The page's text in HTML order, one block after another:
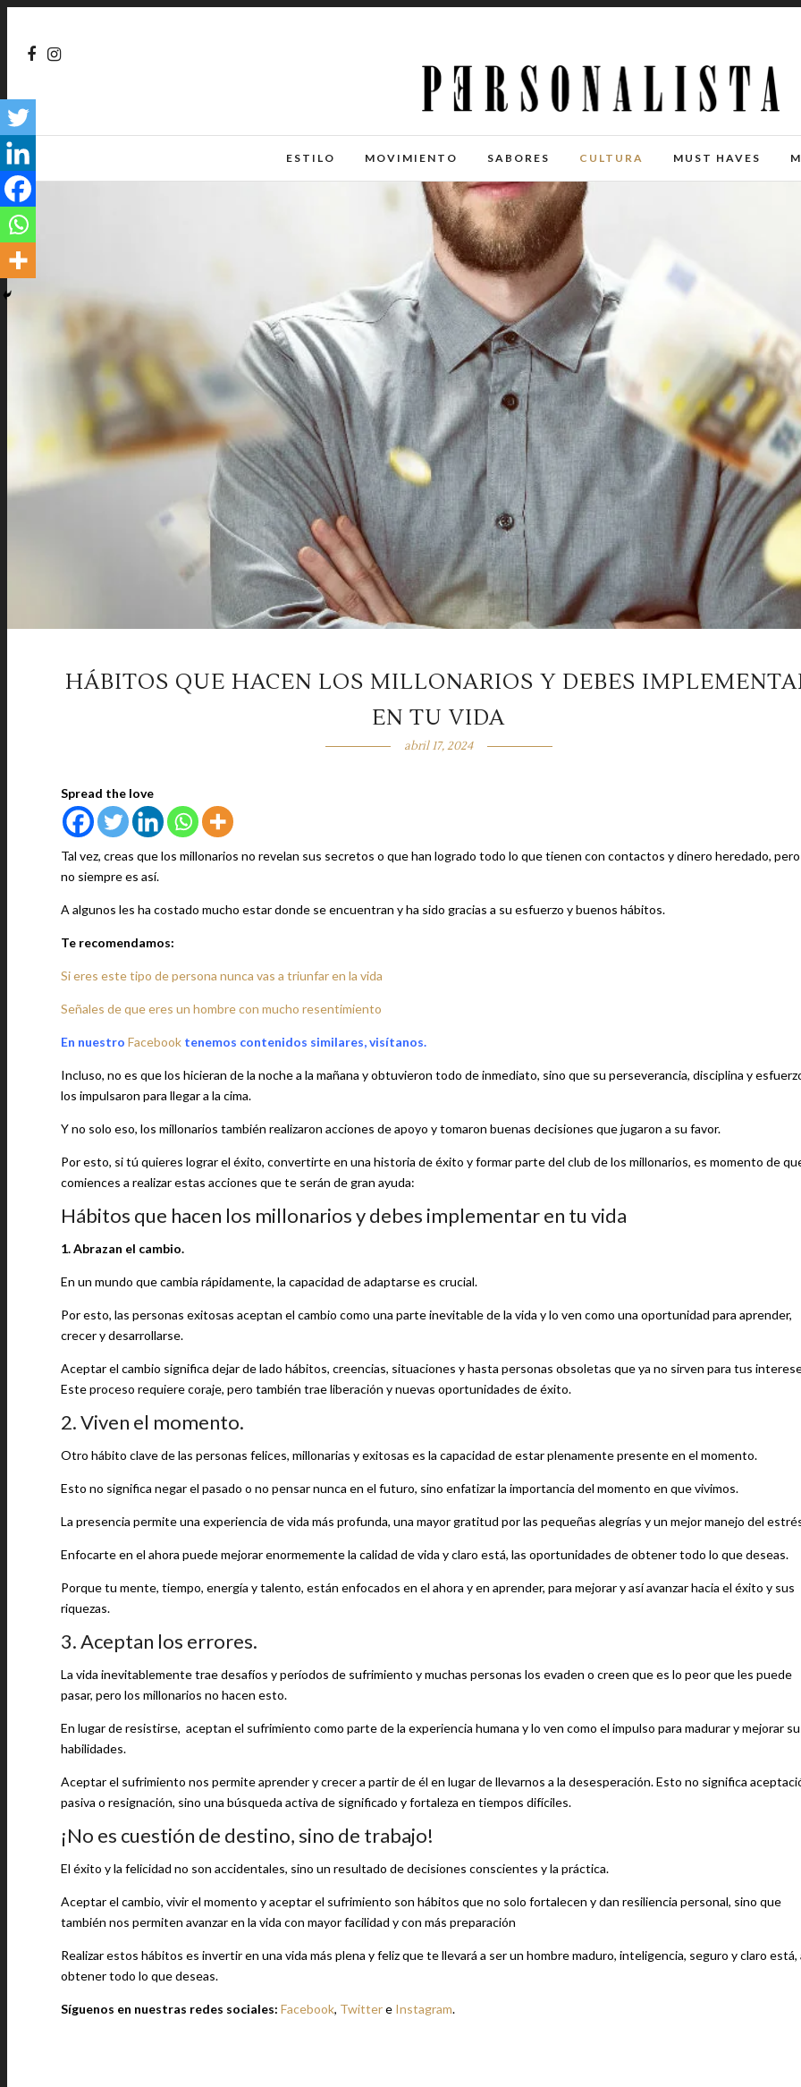
ESTILO MOVIMIENTO SABORES CULTURA MUST HAVES
HÁBITOS QUE HACEN LOS MILLONARIOS Y DEBES
EN TU VIDA
abril 17, 2024
Spread the love
Tal vez, creas que los millonarios no revelan sus secretos o que han logrado todo lo que tienen con contactos y dinero heredado, pero
no siempre es así.
A algunos les ha costado mucho estar donde se encuentran y ha sido gracias a su esfuerzo y buenos hábitos.
Te recomendamos:
Si eres este tipo de persona nunca vas a triunfar en la vida
Señales de que eres un hombre con mucho resentimiento
En nuestro Facebook tenemos contenidos similares, visítanos.
Incluso, no es que los hicieran de la noche a la mañana y obtuvieron todo de inmediato, sino que su perseverancia, disciplina y
los impulsaron para llegar a la cima.
Y no solo eso, los millonarios también realizaron acciones de apoyo y tomaron buenas decisiones que jugaron a su favor.
Por esto, si tú quieres lograr el éxito, convertirte en una historia de éxito y formar parte del club de los millonarios, es momento de
comiences a realizar estas acciones que te serán de gran ayuda:
Hábitos que hacen los millonarios y debes implementar en tu vida
1. Abrazan el cambio.
En un mundo que cambia rápidamente, la capacidad de adaptarse es crucial.
Por esto, las personas exitosas aceptan el cambio como una parte inevitable de la vida y lo ven como una oportunidad para aprender,
crecer y desarrollarse.
Aceptar el cambio significa dejar de lado hábitos, creencias, situaciones y hasta personas obsoletas que ya no sirven para tus
Este proceso requiere coraje, pero también trae liberación y nuevas oportunidades de éxito.
2. Viven el momento.
Otro hábito clave de las personas felices, millonarias y exitosas es la capacidad de estar plenamente presente en el momento.
Esto no significa negar el pasado o no pensar nunca en el futuro, sino enfatizar la importancia del momento en que vivimos.
La presencia permite una experiencia de vida más profunda, una mayor gratitud por las pequeñas alegrías y un mejor manejo del
Enfocarte en el ahora puede mejorar enormemente la calidad de vida y claro está, las oportunidades de obtener todo lo que deseas.
Porque tu mente, tiempo, energía y talento, están enfocados en el ahora y en aprender, para mejorar y así avanzar hacia el éxito y sus
riquezas.
3. Aceptan los errores.
La vida inevitablemente trae desafíos y períodos de sufrimiento y muchas personas los evaden o creen que es lo peor que les puede
pasar, pero los millonarios no hacen esto.
En lugar de resistirse, aceptan el sufrimiento como parte de la experiencia humana y lo ven como el impulso para madurar y mejorar
habilidades.
Aceptar el sufrimiento nos permite aprender y crecer a partir de él en lugar de llevarnos a la desesperación. Esto no significa
pasiva o resignación, sino una búsqueda activa de significado y fortaleza en tiempos difíciles.
¡No es cuestión de destino, sino de trabajo!
El éxito y la felicidad no son accidentales, sino un resultado de decisiones conscientes y la práctica.
Aceptar el cambio, vivir el momento y aceptar el sufrimiento son hábitos que no solo fortalecen y dan resiliencia personal, sino que
también nos permiten avanzar en la vida con mayor facilidad y con más preparación
Realizar estos hábitos es invertir en una vida más plena y feliz que te llevará a ser un hombre maduro, inteligencia, seguro y claro está,
obtener todo lo que deseas.
Síguenos en nuestras redes sociales: Facebook, Twittere Instagram.